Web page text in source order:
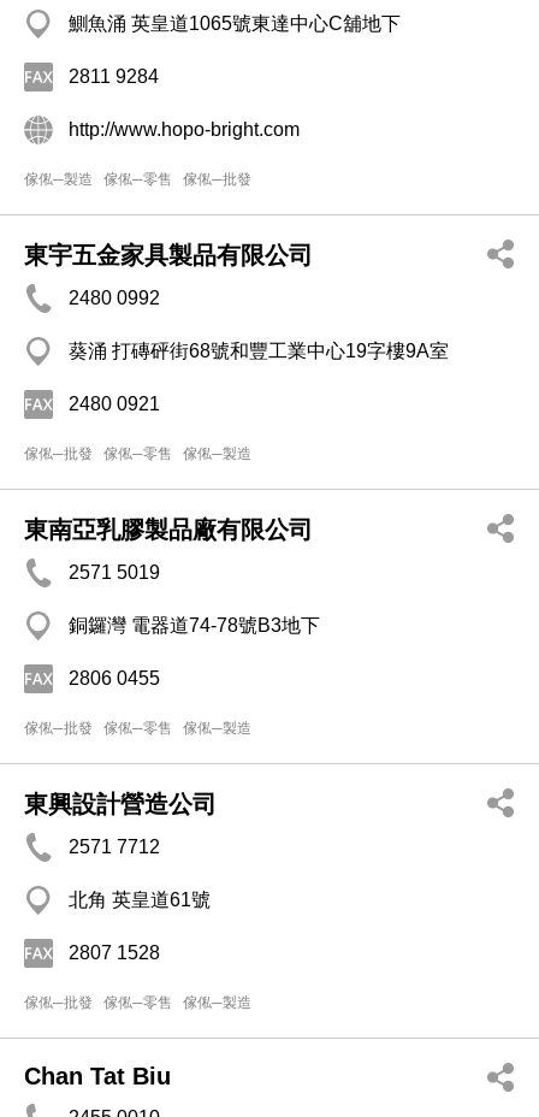
鰂魚涌 英皇道1065號東達中心C舖地下
2811 9284
http://www.hopo-bright.com
傢俬─製造 傢俬─零售 傢俬─批發
東宇五金家具製品有限公司
2480 0992
葵涌 打磚砰街68號和豐工業中心19字樓9A室
2480 0921
傢俬─批發 傢俬─零售 傢俬─製造
東南亞乳膠製品廠有限公司
2571 5019
銅鑼灣 電器道74-78號B3地下
2806 0455
傢俬─批發 傢俬─零售 傢俬─製造
東興設計營造公司
2571 7712
北角 英皇道61號
2807 1528
傢俬─批發 傢俬─零售 傢俬─製造
Chan Tat Biu